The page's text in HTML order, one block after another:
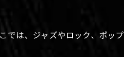
では、ジャズやロック、ポッ